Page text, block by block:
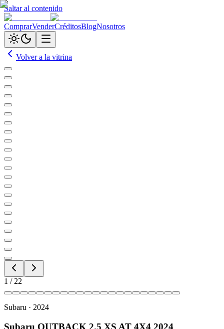
Saltar al contenido
ComprarVenderCréditosBlogNosotros
Volver a la vitrina
1 / 22
Subaru · 2024
Subaru OUTBACK 2.5 XS AT 4X4 2024